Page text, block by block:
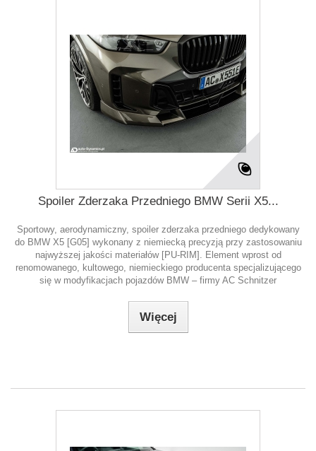
Spoiler Zderzaka Przedniego BMW Serii X5...
Sportowy, aerodynamiczny, spoiler zderzaka przedniego dedykowany
do BMW X5 [G05] wykonany z niemiecką precyzją przy zastosowaniu
najwyższej jakości materiałów [PU-RIM]. Element wprost od
renomowanego, kultowego, niemieckiego producenta specjalizującego
się w modyfikacjach pojazdów BMW – firmy AC Schnitzer
Więcej